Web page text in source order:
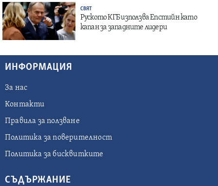
СВЯТ
Руското КГБ използва Епстийн като
капан за западните лидери
ИНФОРМАЦИЯ
За нас
Контакти
Правила за ползване
Политика за поверителност
Политика за бисквитките
СЪДЪРЖАНИЕ